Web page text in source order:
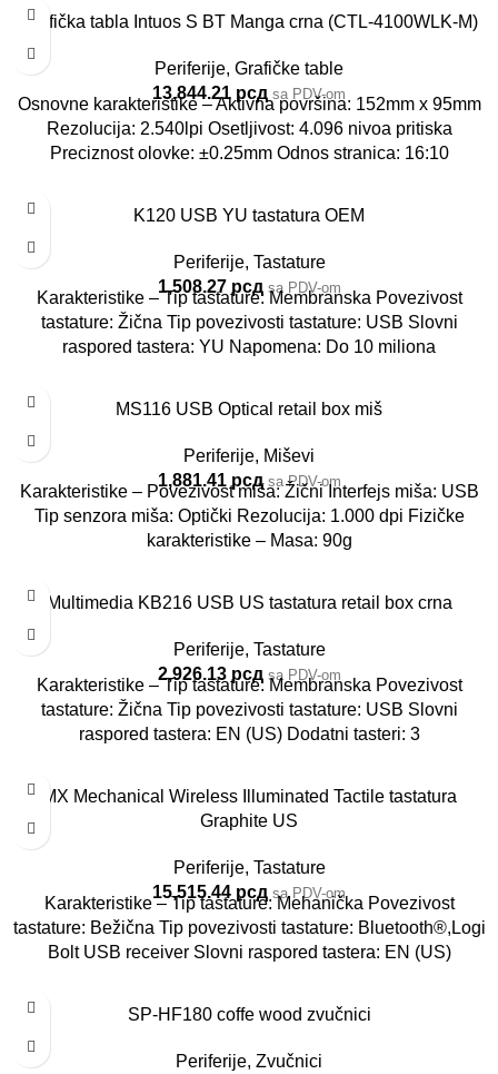
Grafička tabla Intuos S BT Manga crna (CTL-4100WLK-M)
Periferije, Grafičke table
13,844.21 рсд sa PDV-om
Osnovne karakteristike – Aktivna površina: 152mm x 95mm
Rezolucija: 2.540lpi Osetljivost: 4.096 nivoa pritiska
Preciznost olovke: ±0.25mm Odnos stranica: 16:10
K120 USB YU tastatura OEM
Periferije, Tastature
1,508.27 рсд sa PDV-om
Karakteristike – Tip tastature: Membranska Povezivost
tastature: Žična Tip povezivosti tastature: USB Slovni
raspored tastera: YU Napomena: Do 10 miliona
MS116 USB Optical retail box miš
Periferije, Miševi
1,881.41 рсд sa PDV-om
Karakteristike – Povezivost miša: Žični Interfejs miša: USB
Tip senzora miša: Optički Rezolucija: 1.000 dpi Fizičke
karakteristike – Masa: 90g
Multimedia KB216 USB US tastatura retail box crna
Periferije, Tastature
2,926.13 рсд sa PDV-om
Karakteristike – Tip tastature: Membranska Povezivost
tastature: Žična Tip povezivosti tastature: USB Slovni
raspored tastera: EN (US) Dodatni tasteri: 3
MX Mechanical Wireless Illuminated Tactile tastatura
Graphite US
Periferije, Tastature
15,515.44 рсд sa PDV-om
Karakteristike – Tip tastature: Mehanička Povezivost
tastature: Bežična Tip povezivosti tastature: Bluetooth®,Logi
Bolt USB receiver Slovni raspored tastera: EN (US)
SP-HF180 coffe wood zvučnici
Periferije, Zvučnici